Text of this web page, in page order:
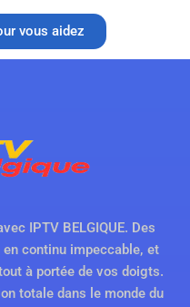
vous aidez
IPTV BELGIQUE. Des
continu impeccable, et
à portée de vos doigts.
totale dans le monde du